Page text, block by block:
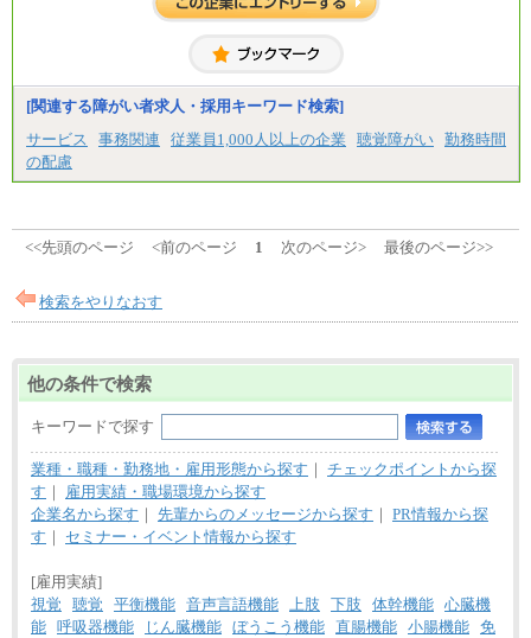
[関連する障がい者求人・採用キーワード検索]
サービス
事務関連 従業員1,000人以上の企業 聴覚障がい 勤務時間
の配慮
<<先頭のページ <前のページ 1 次のページ> 最後のページ>>
検索をやりなおす
他の条件で検索
キーワードで探す
業種・職種・勤務地・雇用形態から探す ｜ チェックポイントから探
す ｜
雇用実績・職場環境から探す
企業名から探す ｜ 先輩からのメッセージから探す ｜ PR情報から探
す ｜ セミナー・イベント情報から探す
[雇用実績]
視覚
聴覚 平衡機能 音声言語機能 上肢 下肢 体幹機能 心臓機
能 呼吸器機能 じん臓機能 ぼうこう機能 直腸機能 小腸機能 免